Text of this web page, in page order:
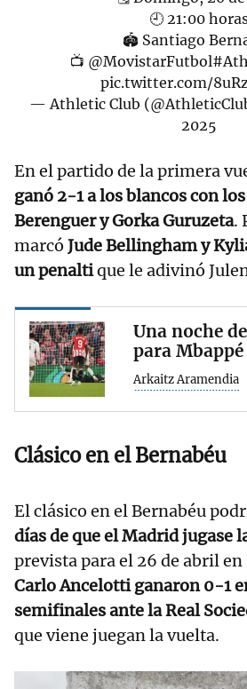
🕘 21:00
🏟️ Santiago
📺 @MovistarFutbol
pic.twitter.com/
— Athletic Club
2025
En el partido de la primera
ganó 2-1 a los blancos con
Berenguer y Gorka Guruzeta.
marcó Jude Bellingham y
un penaltique le adivinó
Una noche
para Mbappé
Arkaitz Aramendia
Clásico en el Bernabéu
El clásico en el Bernabéu
días de que el Madrid jugase
prevista para el 26 de abril en
Carlo Ancelotti ganaron 0-1
semifinales ante la Real
que viene juegan la vuelta.